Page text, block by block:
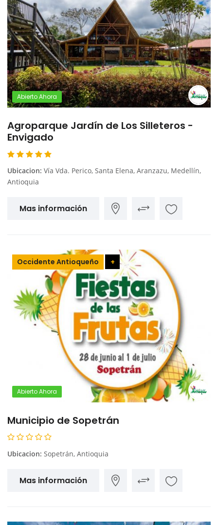
Abierto Ahora
Agroparque Jardín de Los Silleteros -
Envigado
Ubicacion: Vía Vda. Perico, Santa Elena, Aranzazu, Medellín,
Antioquia
Mas información
Occidente Antioqueño +
Abierto Ahora
Municipio de Sopetrán
Ubicacion: Sopetrán, Antioquia
Mas información